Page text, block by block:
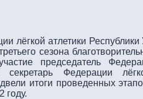
лёгкой атлетики Республики
сезона
председатель
секретарь Федерации
итоги проведенных
году.